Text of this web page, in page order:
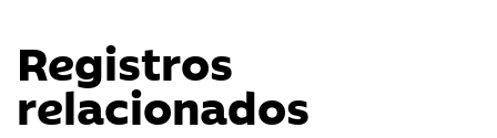
Registros
relacionados